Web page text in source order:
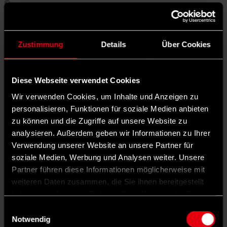
Zustimmung Details Über Cookies
Diese Webseite verwendet Cookies
Wir verwenden Cookies, um Inhalte und Anzeigen zu
personalisieren, Funktionen für soziale Medien anbieten
zu können und die Zugriffe auf unsere Website zu
analysieren. Außerdem geben wir Informationen zu Ihrer
Verwendung unserer Website an unsere Partner für
soziale Medien, Werbung und Analysen weiter. Unsere
Partner führen diese Informationen möglicherweise mit
weiteren Daten zusammen, die Sie ihnen bereitgestellt
Notwendig
©
der Klimagerechtigkeit.
Klimaappell zum Parteitag: Was Klimaaktivist*innen von der SPD
Noch vor fünf Jahren war der Kampf gegen den Klimawandel in
Deutschland omnipräsent. Hunderttausende junge Menschen folgten
den Aufrufen von Fridays for Future und anderen, um für eine
gerechte Klimapolitik zu demonstrieren. Inzwischen sind andere
Themen in den Fokus der öffentlichen Debatte gerückt wie der
russische Angriffskrieg in der Ukraine, der Kampf gegen
Rechtsextremismus und Islamismus oder ausbleibende staatliche
Investitionen.
Bildunterschrift
„Wir wollen für eine progressive Antwort auf Klimaschutzmüdigkeit
sorgen, die Lust auf den Wandel macht, um aus der Schockstarre